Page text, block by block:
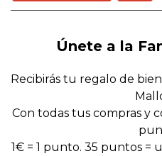
Únete a la
Recibirás tu regalo de
Con todas tus compras y
1€ = 1 punto. 35 puntos =